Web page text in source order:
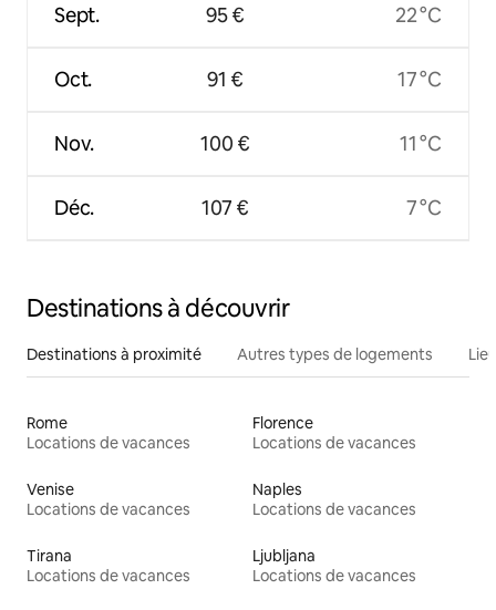
Sept.
Oct.
Nov.
Déc.
95 €
91 €
100 €
107 €
22 °C
17 °C
11 °C
7 °C
Destinations à découvrir
Destinations à proximité Autres types de logements
Rome
Locations de vacances
Florence
Locations de vacances
Venise
Locations de vacances
Naples
Locations de vacances
Tirana
Locations de vacances
Ljubljana
Locations de vacances